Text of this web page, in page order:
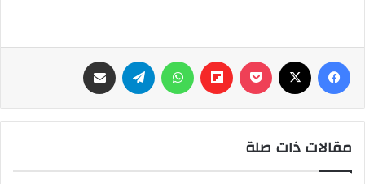
فيسبوك ‫Pocket
Flipboard واتساب تيلقرام
مقالات ذات صلة